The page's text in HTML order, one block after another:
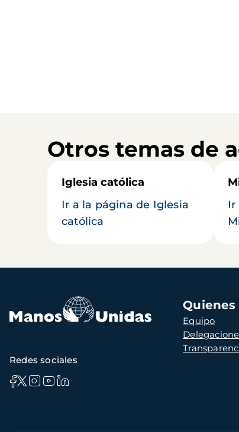
Otros temas de
Iglesia católica
Ir a la página de Iglesia
católica
Ir
Navegación
principal
Quienes
Equipo
Redes sociales